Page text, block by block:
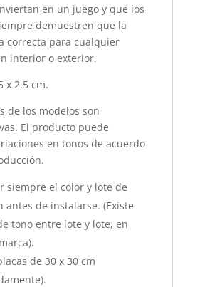
en un juego y que los
demuestren que la
correcta para cualquier
interior o exterior.
x 2.5 cm.
de los modelos son
El producto puede
en tonos de acuerdo
siempre el color y lote de
antes de instalarse. (Existe
tono entre lote y lote, en
de 30 x 30 cm